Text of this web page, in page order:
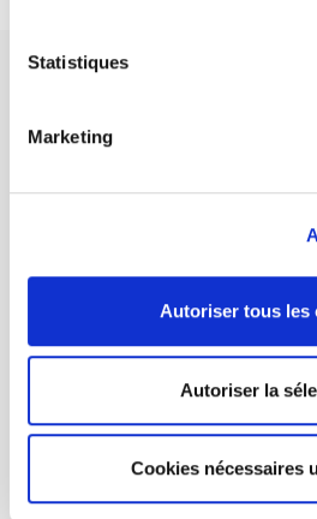
Statistiques
Marketing
Autoriser tous les
Autoriser la
Cookies nécessaires
FOREIGN RIGHTS
CONDITIONS OF SALE